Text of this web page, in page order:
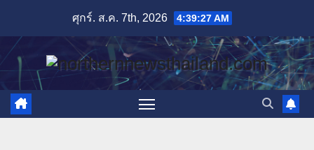
content
ศุกร์. ส.ค. 7th, 2026 4:39:28 AM